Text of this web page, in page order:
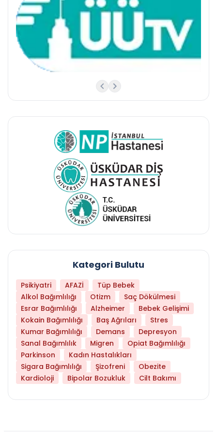
Kategori Bulutu
Psikiyatri AFAZİ
Tüp Bebek
Alkol Bağımlılığı
Otizm
Saç Dökülmesi
Esrar Bağımlılığı
Alzheimer
Bebek Gelişimi
Kokain Bağımlılığı
Baş Ağrıları
Stres
Kumar Bağımlılığı
Demans
Depresyon
Sanal Bağımlılık
Migren
Opiat Bağımlılığı
Parkinson
Kadın Hastalıkları
Sigara Bağımlılığı
Şizofreni
Obezite
Kardioloji
Bipolar Bozukluk Cilt Bakımı